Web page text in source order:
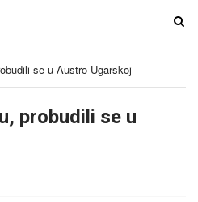
T
se u Austro-Ugarskoj
probudili se u